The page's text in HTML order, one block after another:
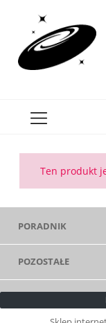
Ten produkt
PORADNIK
POZOSTAŁE